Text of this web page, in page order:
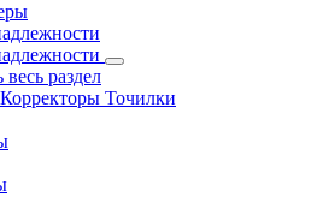
раздел
Точилки